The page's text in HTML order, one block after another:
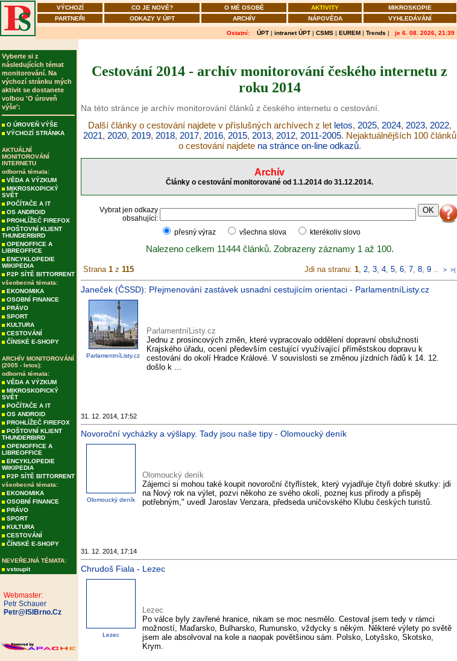
VÝCHOZÍ CO JE NOVÉ? O MÉ OSOBĚ AKTIVITY
MIKROSKOPIE
PARTNEŘI
ODKAZY V ÚPT ARCHÍV NÁPOVĚDA VYHLEDÁVÁNÍ
Ostatní: ÚPT | intranet ÚPT | CSMS | EUREM | Trends | je 6. 08. 2026, 21:39
Vyberte si z
následujících témat
monitorování. Na
výchozí stránku mých
aktivit se dostanete
volbou 'O úroveň
výše':
O ÚROVEŇ VÝŠE
VÝCHOZÍ STRÁNKA
AKTUÁLNÍ
MONITOROVÁNÍ
INTERNETU
odborná témata:
VĚDA A VÝZKUM
MIKROSKOPICKÝ
SVĚT
POČÍTAČE A IT
OS ANDROID
PROHLÍŽEČ FIREFOX
POŠTOVNÍ KLIENT
THUNDERBIRD
OPENOFFICE A
LIBREOFFICE
ENCYKLOPEDIE
WIKIPEDIA
P2P SÍTĚ BITTORRENT
všeobecná témata:
EKONOMIKA
OSOBNÍ FINANCE
PRÁVO
SPORT
KULTURA
CESTOVÁNÍ
ČÍNSKÉ E-SHOPY
ARCHÍV MONITOROVÁNÍ
(2005 - letos):
odborná témata:
VĚDA A VÝZKUM
MIKROSKOPICKÝ
SVĚT
POČÍTAČE A IT
OS ANDROID
PROHLÍŽEČ FIREFOX
POŠTOVNÍ KLIENT
THUNDERBIRD
OPENOFFICE A
LIBREOFFICE
ENCYKLOPEDIE
WIKIPEDIA
P2P SÍTĚ BITTORRENT
všeobecná témata:
EKONOMIKA
OSOBNÍ FINANCE
PRÁVO
SPORT
KULTURA
CESTOVÁNÍ
ČÍNSKÉ E-SHOPY
NEVEŘEJNÁ TÉMATA:
vstoupit
Webmaster:
Petr Schauer
Petr@ISIBrno.Cz
Cestování 2014 - archív monitorování českého internetu z
roku 2014
Na této stránce je archív monitorování článků z českého internetu o cestování.
Další články o cestování najdete v příslušných archívech z let letos, 2025, 2024, 2023, 2022,
2021, 2020, 2019, 2018, 2017, 2016, 2015, 2013, 2012, 2011-2005. Nejaktuálnějších 100 článků
o cestování najdete na stránce on-line odkazů.
Archív
Články o cestování monitorované od 1.1.2014 do 31.12.2014.
Vybrat jen odkazy
obsahující:
přesný výraz
všechna slova kterékoliv slovo
Nalezeno celkem 11444 článků. Zobrazeny záznamy 1 až 100.
Strana 1 z 115 Jdi na stranu: 1, 2, 3, 4, 5, 6, 7, 8, 9 .. > >|
Janeček (ČSSD): Přejmenování zastávek usnadní cestujícím orientaci - ParlamentníListy.cz
ParlamentníListy.cz
ParlamentníListy.cz
Jednu z prosincových změn, které vypracovalo oddělení dopravní obslužnosti
Krajského úřadu, ocení především cestující využívající příměstskou dopravu k
cestování do okolí Hradce Králové. V souvislosti se změnou jízdních řádů k 14. 12.
došlo k ...
31. 12. 2014, 17:52
Novoroční vycházky a výšlapy. Tady jsou naše tipy - Olomoucký deník
Olomoucký deník
Olomoucký deník
Zájemci si mohou také koupit novoroční čtyřlístek, který vyjadřuje čtyři dobré skutky: jdi
na Nový rok na výlet, pozvi někoho ze svého okolí, poznej kus přírody a přispěj
potřebným," uvedl Jaroslav Venzara, předseda uničovského Klubu českých turistů.
31. 12. 2014, 17:14
Chrudoš Fiala - Lezec
Lezec
Lezec
Po válce byly zavřené hranice, nikam se moc nesmělo. Cestoval jsem tedy v rámci
možností, Maďarsko, Bulharsko, Rumunsko, vždycky s někým. Některé výlety po světě
jsem ale absolvoval na kole a naopak povětšinou sám. Polsko, Lotyšsko, Skotsko,
Krym.